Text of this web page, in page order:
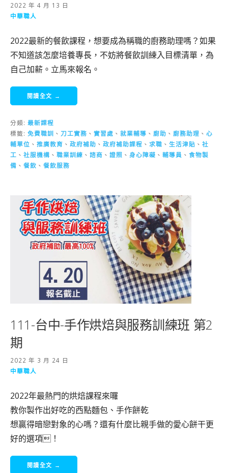
2022 年 4 月 13 日
中華職人
2022最新的餐飲課程，想要成為稱職的廚務助理嗎？如果
不知道該怎麼培養專長，不妨將餐飲訓練入目標清單，為
自己加薪。立馬來報名。
閱讀全文 →
分類: 最新課程
標籤: 免費職訓 、 刀工實務 、 實習處 、 就業輔導 、 廚助 、 廚務助理 、 心
輔單位 、 推廣教育 、 政府補助 、 政府補助課程 、 求職 、 生活津貼 、 社
工 、 社服機構 、 職業訓練 、 諮商 、 證照 、 身心障礙 、 輔導員 、 食物製
備 、 餐飲 、 餐飲服務
111-台中-手作烘焙與服務訓練班 第2
期
2022 年 3 月 24 日
中華職人
2022年最熱門的烘焙課程來囉
教你製作出好吃的西點麵包、手作餅乾
想贏得暗戀對象的心嗎？還有什麼比親手做的愛心餅干更
好的選項！
閱讀全文 →